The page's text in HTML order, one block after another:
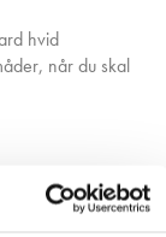
hvid
når du skal